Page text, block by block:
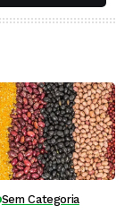
Sem Categoria